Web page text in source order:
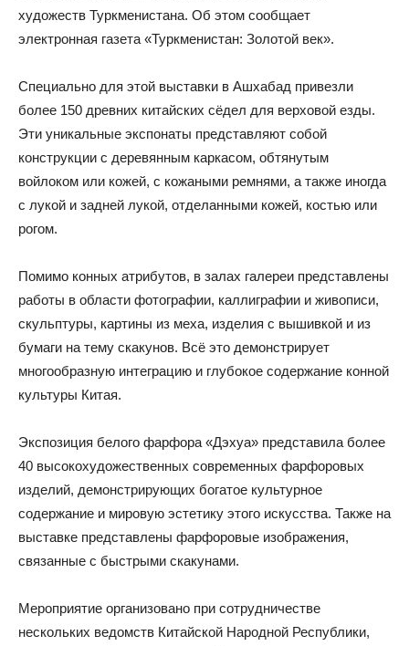
художеств Туркменистана. Об этом сообщает
электронная газета «Туркменистан: Золотой век».
Специально для этой выставки в Ашхабад привезли
более 150 древних китайских сёдел для верховой езды.
Эти уникальные экспонаты представляют собой
конструкции с деревянным каркасом, обтянутым
войлоком или кожей, с кожаными ремнями, а также иногда
с лукой и задней лукой, отделанными кожей, костью или
рогом.
Помимо конных атрибутов, в залах галереи представлены
работы в области фотографии, каллиграфии и живописи,
скульптуры, картины из меха, изделия с вышивкой и из
бумаги на тему скакунов. Всё это демонстрирует
многообразную интеграцию и глубокое содержание конной
культуры Китая.
Экспозиция белого фарфора «Дэхуа» представила более
40 высокохудожественных современных фарфоровых
изделий, демонстрирующих богатое культурное
содержание и мировую эстетику этого искусства. Также на
выставке представлены фарфоровые изображения,
связанные с быстрыми скакунами.
Мероприятие организовано при сотрудничестве
нескольких ведомств Китайской Народной Республики,